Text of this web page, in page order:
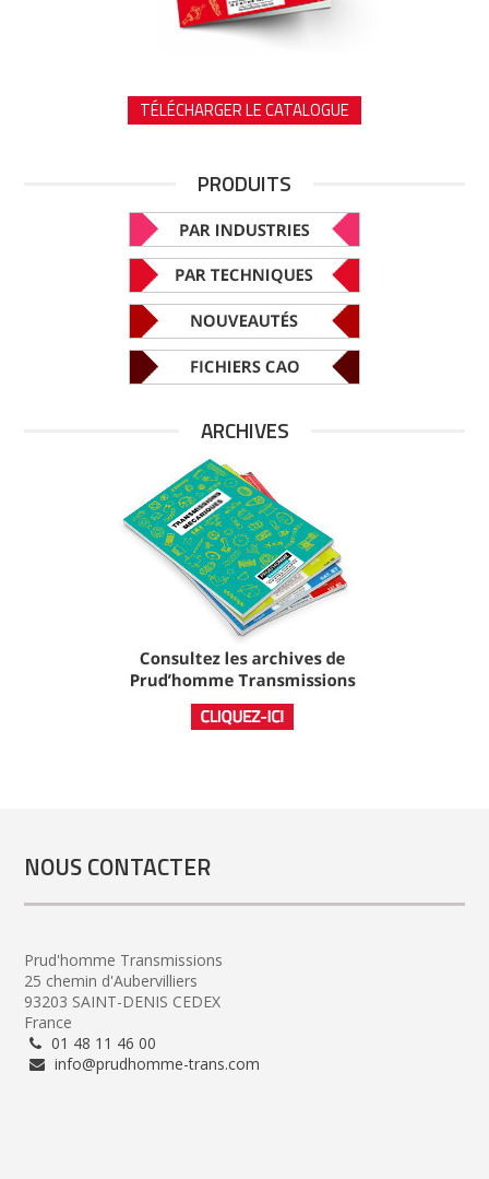
TÉLÉCHARGER LE CATALOGUE
PRODUITS
ARCHIVES
NOUS CONTACTER
Prud'homme Transmissions
25 chemin d'Aubervilliers
93203 SAINT-DENIS CEDEX
France
01 48 11 46 00
info@prudhomme-trans.com